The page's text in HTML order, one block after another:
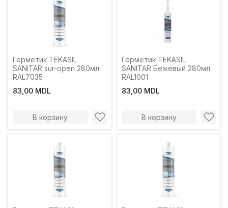
Герметик TEKASIL
SANITAR sur-open 280мл
RAL7035
83,00 MDL
В корзину
Герметик TEKASIL
SANITAR Бежевый 280мл
RAL1001
83,00 MDL
В корзину